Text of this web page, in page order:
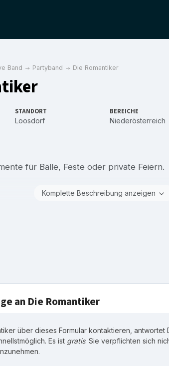
Band Partyband Die Romantiker
STANDORT
Loosdorf
BEREICHE
Niederösterreich
für Bälle, Feste oder private Feiern.
Komplette Beschreibung anzeigen
an Die Romantiker
über dieses Formular kontaktieren, antwortet
Es ist gratis. Sie verpflichten sich